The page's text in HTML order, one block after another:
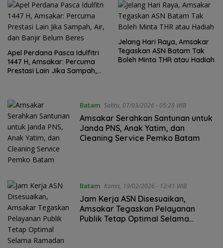
Apel Perdana Pasca Idulfitri
1447 H, Amsakar: Percuma
Prestasi Lain Jika Sampah,
Jelang Hari Raya, Amsakar
Tegaskan ASN Batam Tak
Boleh Minta THR atau Hadiah
Batam Sabtu, 07/03/2026 - 05:28 WIB
Amsakar Serahkan Santunan untuk
Janda PNS, Anak Yatim, dan
Cleaning Service Pemko Batam
Batam Kamis, 19/02/2026 - 12:41 WIB
Jam Kerja ASN Disesuaikan,
Amsakar Tegaskan Pelayanan
Publik Tetap Optimal Selama